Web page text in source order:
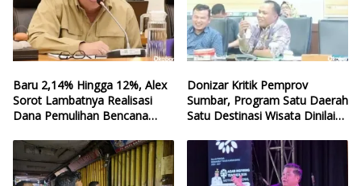
Baru 2,14% Hingga 12%, Alex
Sorot Lambatnya Realisasi
Dana Pemulihan Bencana
Donizar Kritik Pemprov
Sumbar, Program Satu Daerah
Satu Destinasi Wisata Dinilai